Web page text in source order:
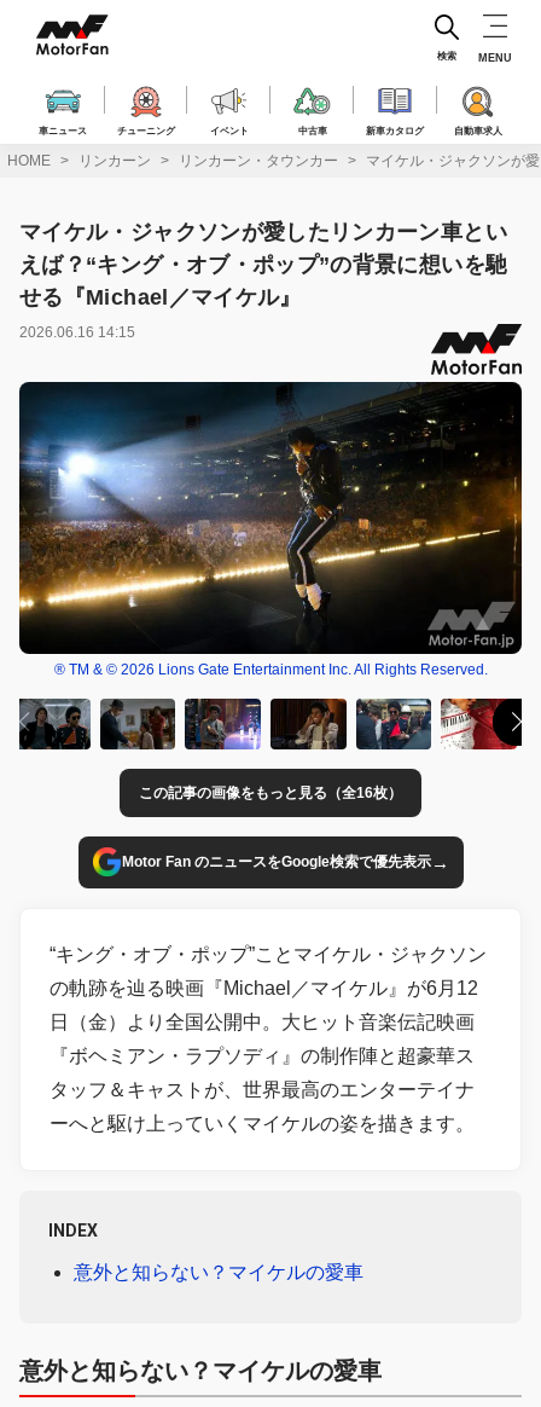
ス
車ニュース チューニング イベント 中古車 新車カタログ 自動車求人
検索 MENU
HOME リンカーン リンカーン・タウンカー マイケル・ジャクソンが
マイケル・ジャクソンが愛したリンカーン車とい
えば？“キング・オブ・ポップ”の背景に想いを馳
せる『Michael／マイケル』
2026.06.16 14:15
® TM & © 2026 Lions Gate Entertainment Inc. All Rights Reserved.
この記事の画像をもっと見る（全16枚）
Motor Fan のニュースをGoogle検索で優先表示→
“キング・オブ・ポップ”ことマイケル・ジャクソン
の軌跡を辿る映画『Michael／マイケル』が6月12
日（金）より全国公開中。大ヒット音楽伝記映画
『ボヘミアン・ラプソディ』の制作陣と超豪華ス
タッフ＆キャストが、世界最高のエンターテイナ
ーへと駆け上っていくマイケルの姿を描きます。
INDEX
意外と知らない？マイケルの愛車
意外と知らない？マイケルの愛車